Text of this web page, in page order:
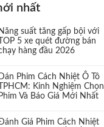
& Nhíp PJM
& Nhíp APM
(1)
(1)
nhất
Năng suất tăng gấp bội với
TOP 5 xe quét đường bán
hàng đầu 2026
Dán Phim Cách Nhiệt Ô Tô
TPHCM: Kinh Nghiệm Chọn
Phim Và Báo Giá Mới Nhất
Giá Phim Cách Nhiệt